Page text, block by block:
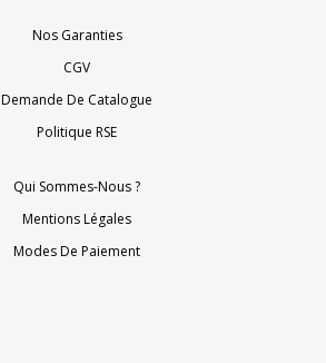
Nos Garanties
CGV
Demande De Catalogue
Politique RSE
Qui Sommes-Nous ?
Mentions Légales
Modes De Paiement